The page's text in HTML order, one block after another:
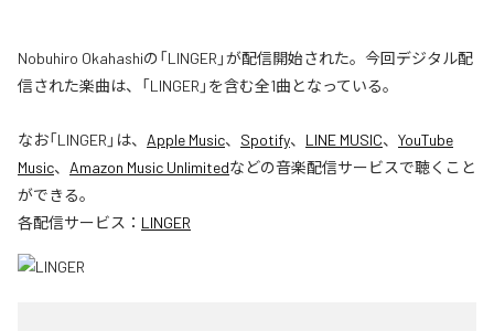
Nobuhiro Okahashiの「LINGER」が配信開始された。今回デジタル配
信された楽曲は、「LINGER」を含む全1曲となっている。
なお「LINGER 」は、 Apple Music、 Spotify、 LINE MUSIC、 YouTube
Music、 Amazon Music Unlimitedなどの音楽配信サービスで聴くこと
ができる。
各配信サービス： LINGER